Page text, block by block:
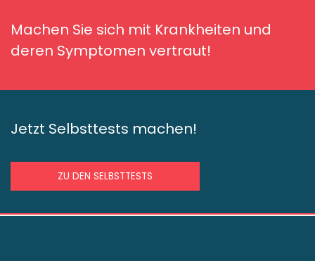
Machen Sie sich mit Krankheiten und
deren Symptomen vertraut!
Jetzt Selbsttests machen!
ZU DEN SELBSTTESTS